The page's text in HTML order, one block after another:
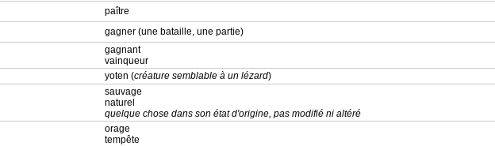
paître
gagner (une bataille, une partie)
gagnant
vainqueur
yoten (créature semblable à un lézard)
sauvage
naturel
quelque chose dans son état d'origine, pas modifié ni altéré
orage
tempête